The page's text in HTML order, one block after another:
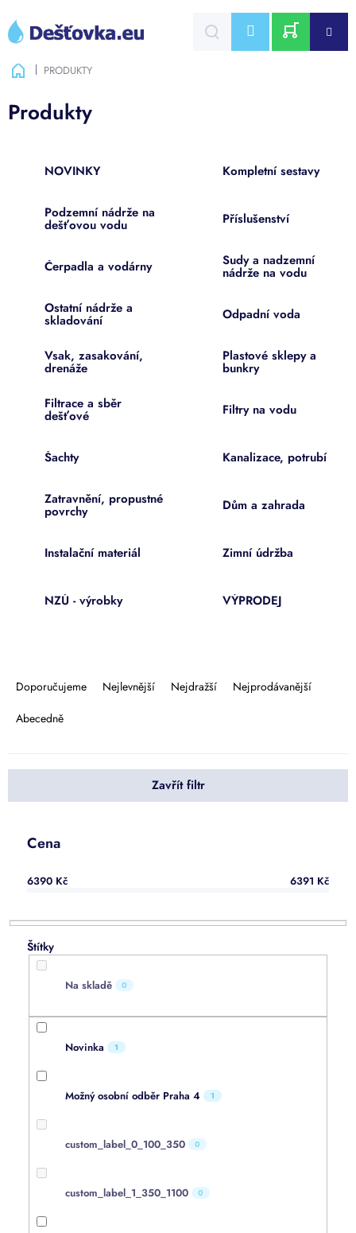
obsah
CZK
NÁKUPNÍ
DomůPRODUKTY
Produkty
NOVINKY Kompletní sestavy
Podzemní nádrže na
dešťovou vodu Příslušenství
Čerpadla a vodárny Sudy a nadzemní
nádrže na vodu
Ostatní nádrže a
skladování Odpadní voda
Vsak, zasakování,
drenáže
Plastové sklepy a
bunkry
Filtrace a sběr
dešťové Filtry na vodu
Šachty Kanalizace, potrubí
Zatravnění, propustné
povrchy Dům a zahrada
Instalační materiál Zimní údržba
NZÚ - výrobky VÝPRODEJ
p
o
Doporučujeme Nejlevnější Nejdražší
Nejprodávanější
Abecedně
Zavřít filtr
Cena
6390 Kč 6391 Kč
Na skladě 0
Novinka 1
Možný osobní odběr Praha 4 1
custom_label_0_100_350 0
custom_label_1_350_1100 0